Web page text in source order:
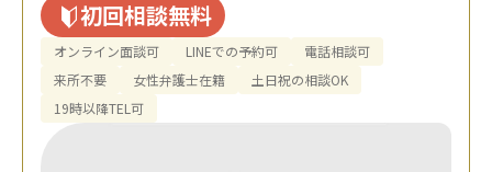
初回相談無料
オンライン面談可 LINEでの予約可
電話相談可
来所不要
女性弁護士在籍
土日祝の相談OK
19時以降TEL可